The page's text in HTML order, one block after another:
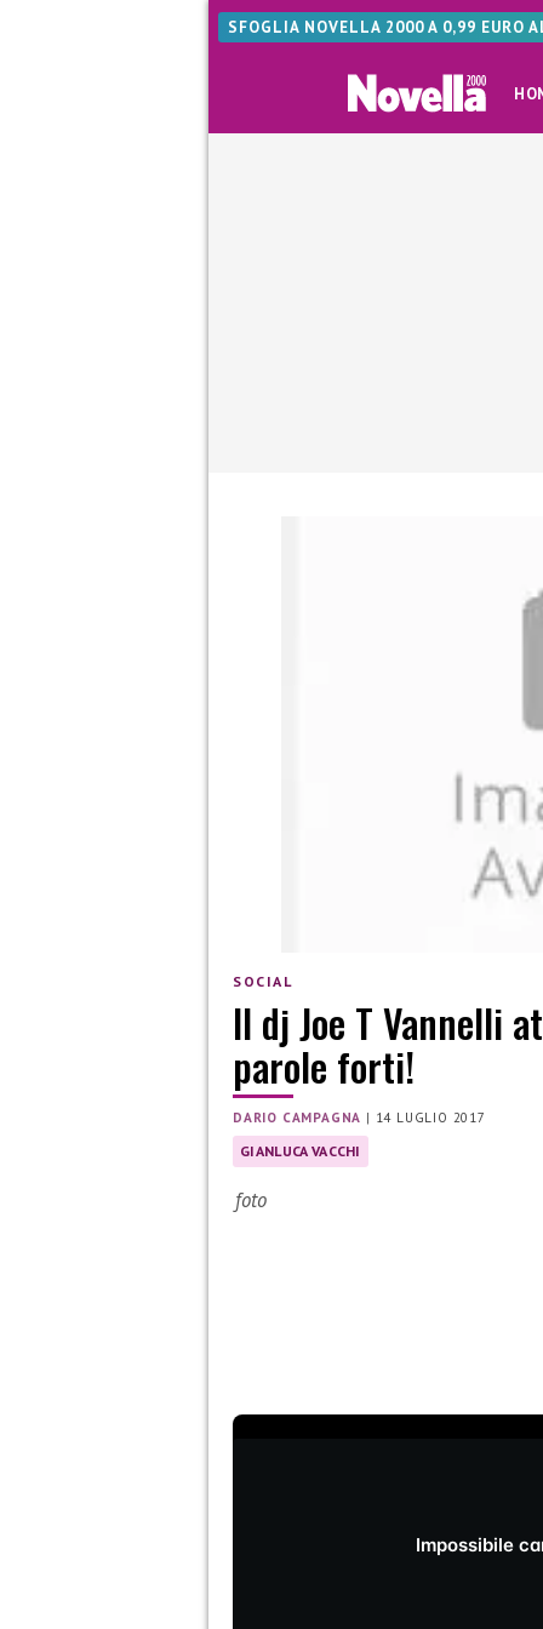
SFOGLIA NOVELLA 2000 A 0,99 EURO
SOCIAL
Il dj Joe T Vannelli
parole forti!
DARIO CAMPAGNA | 14 LUGLIO 2017
GIANLUCA VACCHI
foto
Impossibile